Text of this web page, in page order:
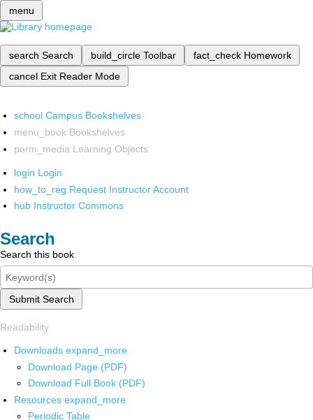
menu
search Search build_circle Toolbar fact_check Homework
cancel Exit Reader Mode
school Campus Bookshelves
menu_book Bookshelves
perm_media Learning Objects
login Login
how_to_reg Request Instructor Account
hub Instructor Commons
Search
Search this book
Submit Search
Readability
Downloads expand_more
Download Page (PDF)
Download Full Book (PDF)
Resources expand_more
Periodic Table